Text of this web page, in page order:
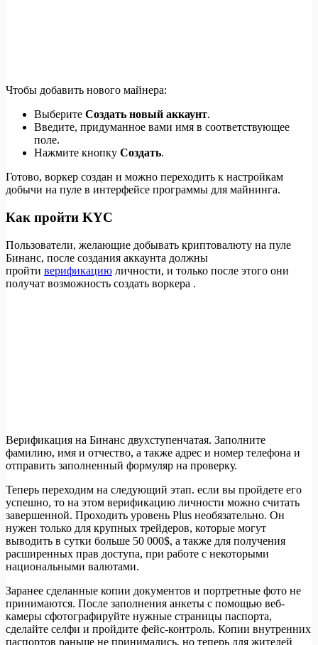
Чтобы добавить нового майнера:
Выберите Создать новый аккаунт.
Введите, придуманное вами имя в соответствующее
поле.
Нажмите кнопку Создать.
Готово, воркер создан и можно переходить к настройкам
добычи на пуле в интерфейсе программы для майнинга.
Как пройти KYC
Пользователи, желающие добывать криптовалюту на пуле
Бинанс, после создания аккаунта должны
пройти верификацию личности, и только после этого они
получат возможность создать воркера .
Верификация на Бинанс двухступенчатая. Заполните
фамилию, имя и отчество, а также адрес и номер телефона и
отправить заполненный формуляр на проверку.
Теперь переходим на следующий этап. если вы пройдете его
успешно, то на этом верификацию личности можно считать
завершенной. Проходить уровень Plus необязательно. Он
нужен только для крупных трейдеров, которые могут
выводить в сутки больше 50 000$, а также для получения
расширенных прав доступа, при работе с некоторыми
национальными валютами.
Заранее сделанные копии документов и портретные фото не
принимаются. После заполнения анкеты с помощью веб-
камеры сфотографируйте нужные страницы паспорта,
сделайте селфи и пройдите фейс-контроль. Копии внутренних
паспортов раньше не принимались, но теперь для жителей